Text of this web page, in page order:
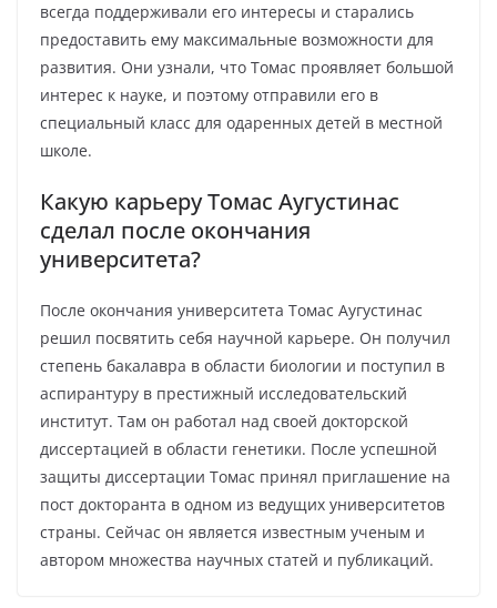
всегда поддерживали его интересы и старались
предоставить ему максимальные возможности для
развития. Они узнали, что Томас проявляет большой
интерес к науке, и поэтому отправили его в
специальный класс для одаренных детей в местной
школе.
Какую карьеру Томас Аугустинас
сделал после окончания
университета?
После окончания университета Томас Аугустинас
решил посвятить себя научной карьере. Он получил
степень бакалавра в области биологии и поступил в
аспирантуру в престижный исследовательский
институт. Там он работал над своей докторской
диссертацией в области генетики. После успешной
защиты диссертации Томас принял приглашение на
пост докторанта в одном из ведущих университетов
страны. Сейчас он является известным ученым и
автором множества научных статей и публикаций.